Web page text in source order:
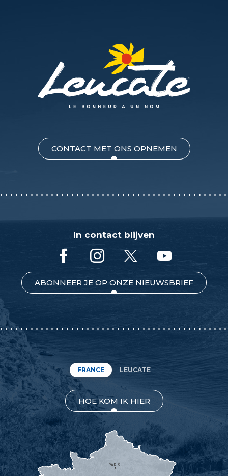
CONTACT MET ONS OPNEMEN
In contact blijven
ABONNEER JE OP ONZE NIEUWSBRIEF
FRANCE LEUCATE
HOE KOM IK HIER
PARIS